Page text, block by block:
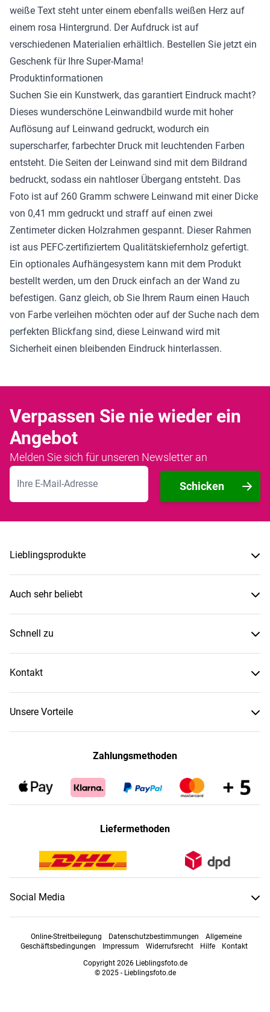
weiße Text steht unter einem ebenfalls weißen Herz auf
einem rosa Hintergrund. Der Aufdruck ist auf
verschiedenen Materialien erhältlich. Bestellen Sie jetzt ein
Geschenk für Ihre Super-Mama!
Produktinformationen
Suchen Sie ein Kunstwerk, das garantiert Eindruck macht?
Dieses wunderschöne Leinwandbild wurde mit hoher
Auflösung auf Leinwand gedruckt, wodurch ein
superscharfer, farbechter Druck mit leuchtenden Farben
entsteht. Die Seiten der Leinwand sind mit dem Bildrand
bedruckt, sodass ein nahtloser Übergang entsteht. Das
Foto ist auf 260 Gramm schwere Leinwand mit einer Dicke
von 0,41 mm gedruckt und straff auf einen zwei
Zentimeter dicken Holzrahmen gespannt. Dieser Rahmen
ist aus PEFC-zertifiziertem Qualitätskiefernholz gefertigt.
Ein optionales Aufhängesystem kann mit dem Produkt
bestellt werden, um den Druck einfach an der Wand zu
befestigen. Ganz gleich, ob Sie Ihrem Raum einen Hauch
von Farbe verleihen möchten oder auf der Suche nach dem
perfekten Blickfang sind, diese Leinwand wird mit
Sicherheit einen bleibenden Eindruck hinterlassen.
Verpassen Sie nie wieder ein
Angebot
Melden Sie sich für unseren Newsletter an
E-Mailadresse
Schicken
Lieblingsprodukte
Auch sehr beliebt
Schnell zu
Kontakt
Unsere Vorteile
Zahlungsmethoden
Liefermethoden
Social Media
Online-Streitbeilegung Datenschutzbestimmungen
Allgemeine
Geschäftsbedingungen
Impressum Widerrufsrecht Hilfe
Kontakt
Copyright 2026 Lieblingsfoto.de
© 2025 - Lieblingsfoto.de